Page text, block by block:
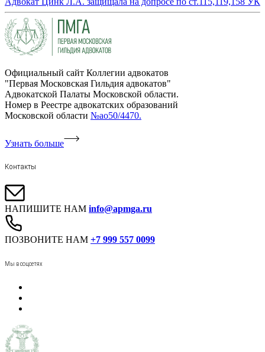
Официальный сайт Коллегии адвокатов
"Первая Московская Гильдия адвокатов"
Адвокатской Палаты Московской области.
Номер в Реестре адвокатских образований
Московской области №ао50/4470.
Узнать больше
Контакты
НАПИШИТЕ НАМ info@apmga.ru
ПОЗВОНИТЕ НАМ +7 999 557 0099
Мы в соцсетях